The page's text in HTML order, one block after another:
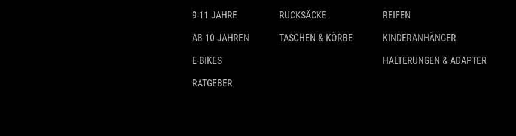
9-11 JAHRE
AB 10 JAHREN
E-BIKES
RATGEBER
RUCKSÄCKE
TASCHEN & KÖRBE
REIFEN
KINDERANHÄNGER
HALTERUNGEN & ADAPTER